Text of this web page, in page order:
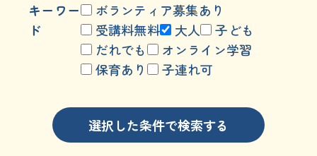
キーワー
ド
ボランティア募集あり
受講料無料
大人
子ども
だれでも
オンライン学習
保育あり
子連れ可
選択した条件で検索する